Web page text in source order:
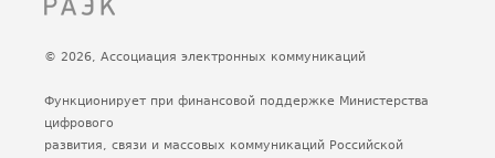
© 2026, Ассоциация электронных коммуникаций
Функционирует при финансовой поддержке Министерства
цифрового
развития, связи и массовых коммуникаций Российской